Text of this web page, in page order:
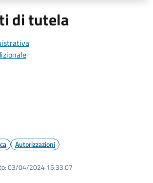
di tutela
Autorizzazioni
03/04/2024 15:33.07